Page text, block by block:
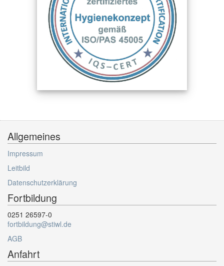
Allgemeines
Impressum
Leitbild
Datenschutzerklärung
Fortbildung
0251 26597-0
fortbildung@stiwl.de
AGB
Anfahrt